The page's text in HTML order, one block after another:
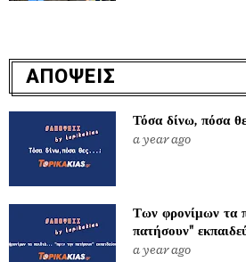
ΑΠΟΨΕΙΣ
Τόσα δίνω, πόσα
a year ago
Των φρονίμων τα
πατήσουν"
a year ago